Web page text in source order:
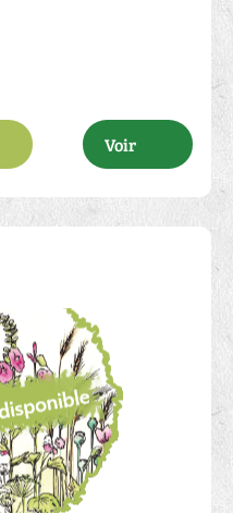
Voir